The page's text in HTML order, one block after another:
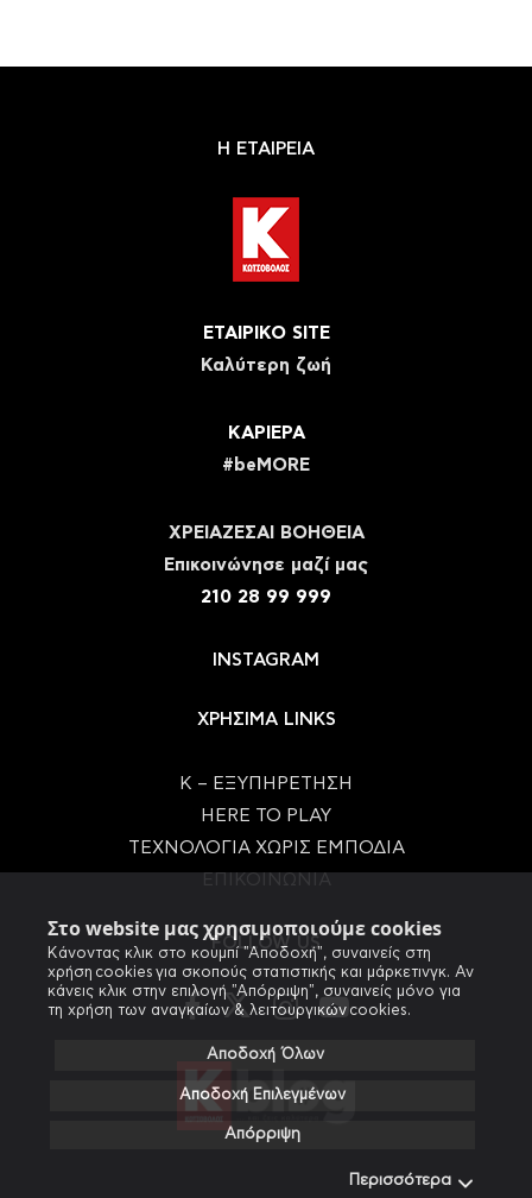
Στο website μας χρησιμοποιούμε cookies
Κάνοντας κλικ στο κουμπί "Αποδοχή", συναινείς στη
χρήση cookies για σκοπούς στατιστικής και μάρκετινγκ. Αν
κάνεις κλικ στην επιλογή "Απόρριψη", συναινείς μόνο για
τη χρήση των αναγκαίων & λειτουργικών cookies.
Αποδοχή Όλων
Αποδοχή Επιλεγμένων
Απόρριψη
Περισσότερα
Η ΕΤΑΙΡΕΙΑ
ΕΤΑΙΡΙΚΟ SITE
Καλύτερη ζωή
ΚΑΡΙΕΡΑ
#beMORE
ΧΡΕΙΑΖΕΣΑΙ ΒΟΗΘΕΙΑ
Eπικοινώνησε μαζί μας
210 28 99 999
INSTAGRAM
ΧΡΗΣΙΜΑ LINKS
Κ – ΕΞΥΠΗΡΕΤΗΣΗ
HERE TO PLAY
ΤΕΧΝΟΛΟΓΙΑ ΧΩΡΙΣ ΕΜΠΟΔΙΑ
FOLLOW US